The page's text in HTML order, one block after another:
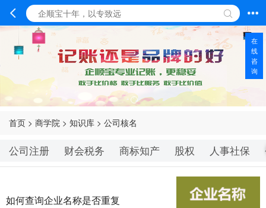
首页 > 商学院 > 知识库 > 公司核名
公司注册 财会税务 商标知产 股权 人事社保
如何查询企业名称是否重复
在
线
咨
询